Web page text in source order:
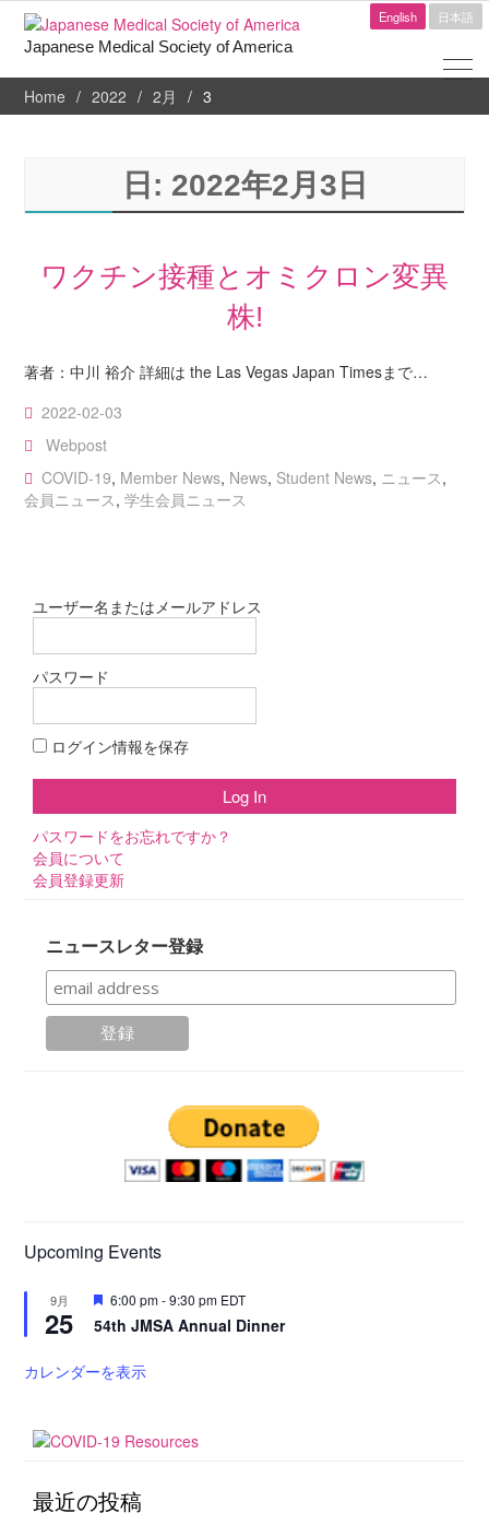
English 日本語
Japanese Medical Society of America
Home 2022 2月 3
日: 2022年2月3日
ワクチン接種とオミクロン変異
株!
著者：中川 裕介 詳細は the Las Vegas Japan Timesまで…
2022-02-03
Webpost
COVID-19, Member News, News, Student News, ニュース,
会員ニュース,学生会員ニュース
ユーザー名またはメールアドレス
パスワード
ログイン情報を保存
パスワードをお忘れですか？
会員について
会員登録更新
ニュースレター登録
Upcoming Events
9月
25
注
目
6:00 pm-9:30 pm EDT
54th JMSA Annual Dinner
カレンダーを表示
最近の投稿